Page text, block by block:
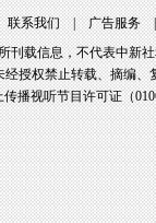
联系我们|广告服务
刊载信息，不代表中新
经授权禁止转载、摘编、
传播视听节目许可证（